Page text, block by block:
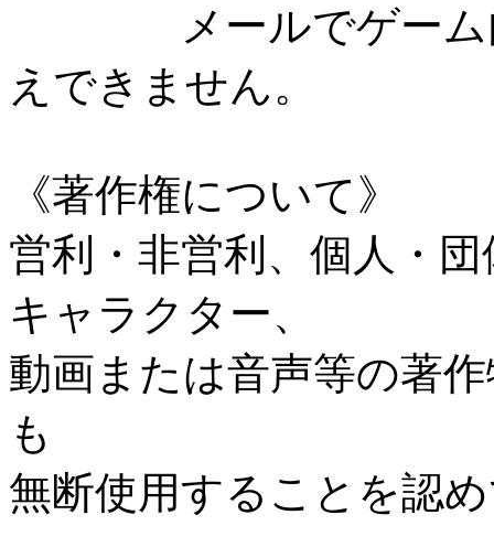
メールでゲーム内
えできません。
《著作権について》
営利・非営利、個人・
キャラクター、
動画または音声等の著
も
無断使用することを認